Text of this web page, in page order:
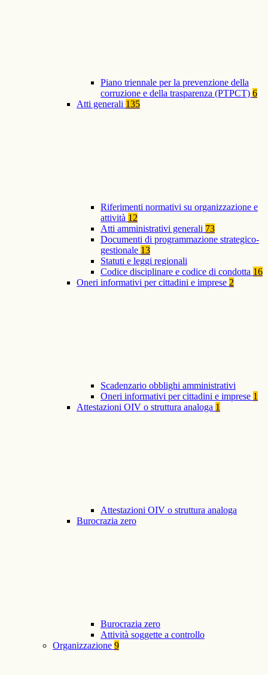
Piano triennale per la prevenzione della
corruzione e della trasparenza (PTPCT) 6
Atti generali 135
Riferimenti normativi su organizzazione e
attività 12
Atti amministrativi generali 73
Documenti di programmazione strategico-
gestionale 13
Statuti e leggi regionali
Codice disciplinare e codice di condotta 16
Oneri informativi per cittadini e imprese 2
Scadenzario obblighi amministrativi
Oneri informativi per cittadini e imprese 1
Attestazioni OIV o struttura analoga 1
Attestazioni OIV o struttura analoga
Burocrazia zero
Burocrazia zero
Attività soggette a controllo
Organizzazione 9